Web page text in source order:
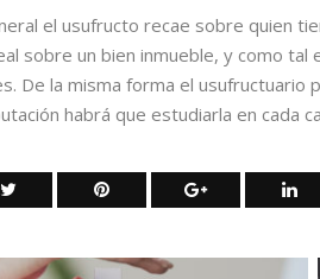
el usufructo recae sobre quien
sobre un bien inmueble, y como
De la misma forma el usufructuario
habrá que estudiarla en cada